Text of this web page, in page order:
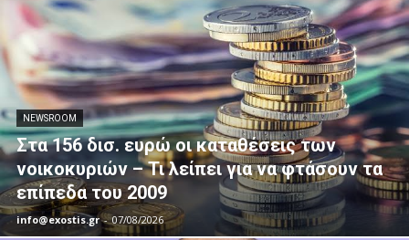
NEWSROOM
Στα 156 δισ. ευρώ οι καταθέσεις των
νοικοκυριών – Τι λείπει για να φτάσουν τα
επίπεδα του 2009
info@exostis.gr - 07/08/2026